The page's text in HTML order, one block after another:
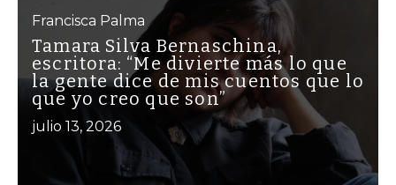
Francisca Palma
Tamara Silva Bernaschina,
escritora: “Me divierte más lo que
la gente dice de mis cuentos que lo
que yo creo que son”
julio 13, 2026